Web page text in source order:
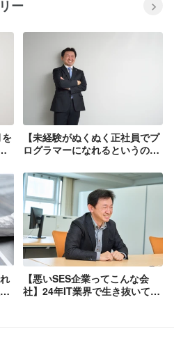
ー
を
【未経験がぬくぬく正社員でプ
ログラマーになれるというのは
実的な解決策「業務委託」
【悪いSES企業ってこんな会
社】24年IT業界で生き抜いてき